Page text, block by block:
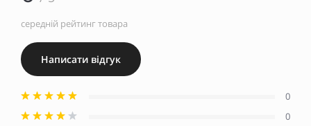
середній рейтинг товара
Написати відгук
0
0